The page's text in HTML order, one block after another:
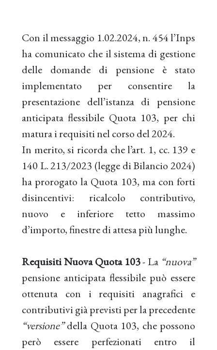
Con il messaggio 1.02.2024, n. 454 l’Inps
ha comunicato che il sistema di gestione
delle domande di pensione è stato
implementato per consentire la
presentazione dell’istanza di pensione
anticipata flessibile Quota 103, per chi
matura i requisiti nel corso del 2024.
In merito, si ricorda che l’art. 1, cc. 139 e
140 L. 213/2023 (legge di Bilancio 2024)
ha prorogato la Quota 103, ma con forti
disincentivi: ricalcolo contributivo,
nuovo e inferiore tetto massimo
d’importo, finestre di attesa più lunghe.
Requisiti Nuova Quota 103- La “nuova”
pensione anticipata flessibile può essere
ottenuta con i requisiti anagrafici e
contributivi già previsti per la precedente
“versione”della Quota 103, che possono
però essere perfezionati entro il